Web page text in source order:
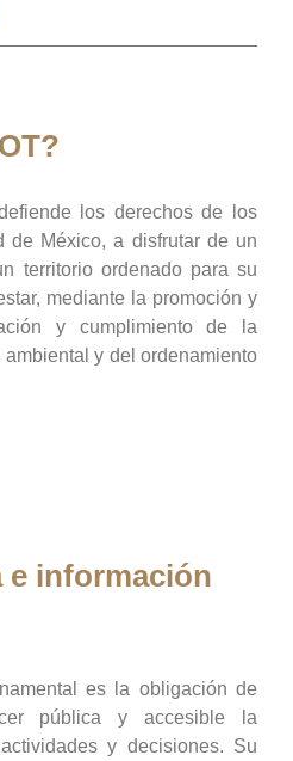
los derechos de los
de México, a disfrutar de un
territorio ordenado para su
mediante la promoción y
y cumplimiento de la
y del ordenamiento
e información
es la obligación de
pública y accesible la
y decisiones. Su